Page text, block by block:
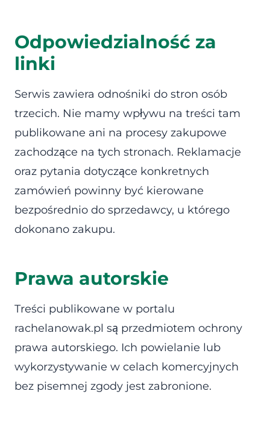
Odpowiedzialność za
linki
Serwis zawiera odnośniki do stron osób
trzecich. Nie mamy wpływu na treści tam
publikowane ani na procesy zakupowe
zachodzące na tych stronach. Reklamacje
oraz pytania dotyczące konkretnych
zamówień powinny być kierowane
bezpośrednio do sprzedawcy, u którego
dokonano zakupu.
Prawa autorskie
Treści publikowane w portalu
rachelanowak.pl są przedmiotem ochrony
prawa autorskiego. Ich powielanie lub
wykorzystywanie w celach komercyjnych
bez pisemnej zgody jest zabronione.